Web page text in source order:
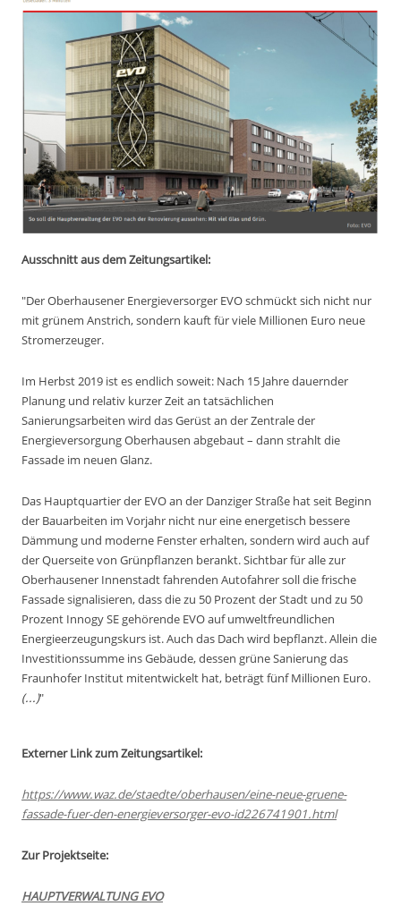
Ausschnitt aus dem Zeitungsartikel:
"Der Oberhausener Energieversorger EVO schmückt sich nicht nur
mit grünem Anstrich, sondern kauft für viele Millionen Euro neue
Stromerzeuger.
Im Herbst 2019 ist es endlich soweit: Nach 15 Jahre dauernder
Planung und relativ kurzer Zeit an tatsächlichen
Sanierungsarbeiten wird das Gerüst an der Zentrale der
Energieversorgung Oberhausen abgebaut – dann strahlt die
Fassade im neuen Glanz.
Das Hauptquartier der EVO an der Danziger Straße hat seit Beginn
der Bauarbeiten im Vorjahr nicht nur eine energetisch bessere
Dämmung und moderne Fenster erhalten, sondern wird auch auf
der Querseite von Grünpflanzen berankt. Sichtbar für alle zur
Oberhausener Innenstadt fahrenden Autofahrer soll die frische
Fassade signalisieren, dass die zu 50 Prozent der Stadt und zu 50
Prozent Innogy SE gehörende EVO auf umweltfreundlichen
Energieerzeugungskurs ist. Auch das Dach wird bepflanzt. Allein die
Investitionssumme ins Gebäude, dessen grüne Sanierung das
Fraunhofer Institut mitentwickelt hat, beträgt fünf Millionen Euro.
(...)"
Externer Link zum Zeitungsartikel:
https://www.waz.de/staedte/oberhausen/eine-neue-gruene-
fassade-fuer-den-energieversorger-evo-id226741901.html
Zur Projektseite:
HAUPTVERWALTUNG EVO